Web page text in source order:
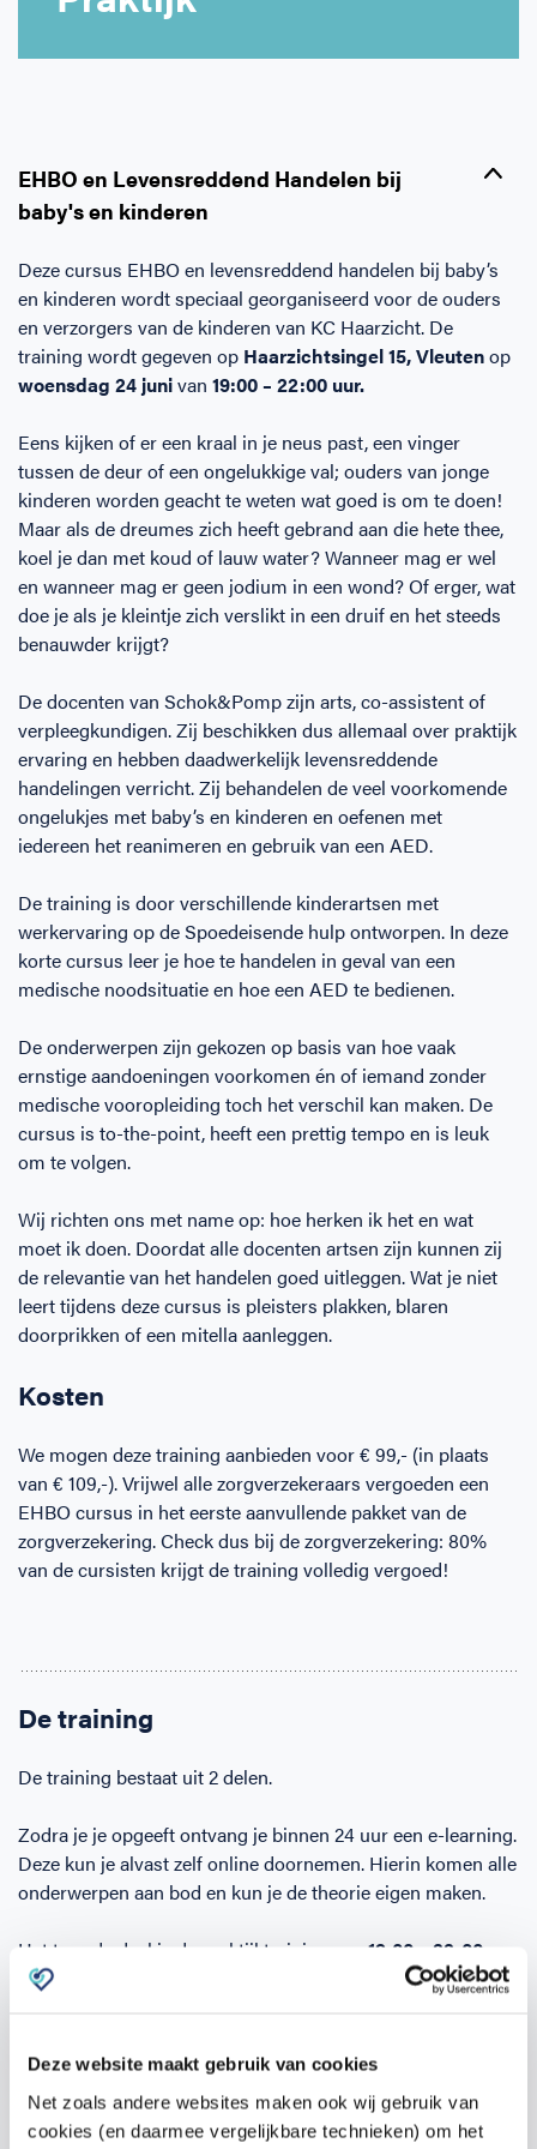
Deze website maakt gebruik van cookies
Net zoals andere websites maken ook wij gebruik van
cookies (en daarmee vergelijkbare technieken) om het
BHV voor Primair Onderwijs
EHBO voor Sportclubs
Levensreddend handelen voor iedereen
Zakelijk veelgestelde vragen
Direct boeken
Inloggen
EHBO en Levensreddend Handelen bij
baby's en kinderen
Deze cursus EHBO en levensreddend handelen bij baby’s
en kinderen wordt speciaal georganiseerd voor de ouders
en verzorgers van de kinderen van KC Haarzicht. De
training wordt gegeven op Haarzichtsingel 15, Vleutenop
woensdag 24 junivan 19:00 – 22:00 uur.
Eens kijken of er een kraal in je neus past, een vinger
tussen de deur of een ongelukkige val; ouders van jonge
kinderen worden geacht te weten wat goed is om te doen!
Maar als de dreumes zich heeft gebrand aan die hete thee,
koel je dan met koud of lauw water? Wanneer mag er wel
en wanneer mag er geen jodium in een wond? Of erger, wat
doe je als je kleintje zich verslikt in een druif en het steeds
benauwder krijgt?
De docenten van Schok&Pomp zijn arts, co-assistent of
verpleegkundigen. Zij beschikken dus allemaal over praktijk
ervaring en hebben daadwerkelijk levensreddende
handelingen verricht. Zij behandelen de veel voorkomende
ongelukjes met baby’s en kinderen en oefenen met
iedereen het reanimeren en gebruik van een AED.
De training is door verschillende kinderartsen met
werkervaring op de Spoedeisende hulp ontworpen. In deze
korte cursus leer je hoe te handelen in geval van een
medische noodsituatie en hoe een AED te bedienen.
De onderwerpen zijn gekozen op basis van hoe vaak
ernstige aandoeningen voorkomen én of iemand zonder
medische vooropleiding toch het verschil kan maken. De
cursus is to-the-point, heeft een prettig tempo en is leuk
om te volgen.
Wij richten ons met name op: hoe herken ik het en wat
moet ik doen. Doordat alle docenten artsen zijn kunnen zij
de relevantie van het handelen goed uitleggen. Wat je niet
leert tijdens deze cursus is pleisters plakken, blaren
doorprikken of een mitella aanleggen.
Kosten
We mogen deze training aanbieden voor € 99,- (in plaats
van € 109,-). Vrijwel alle zorgverzekeraars vergoeden een
EHBO cursus in het eerste aanvullende pakket van de
zorgverzekering. Check dus bij de zorgverzekering: 80%
van de cursisten krijgt de training volledig vergoed!
De training
De training bestaat uit 2 delen.
Zodra je je opgeeft ontvang je binnen 24 uur een e-learning.
Deze kun je alvast zelf online doornemen. Hierin komen alle
onderwerpen aan bod en kun je de theorie eigen maken.
Het tweede deel is de praktijktraining van 19:00 – 22:00 uur
opHaarzichtsingel 15, Vleuten woensdag 24 juni.
oefenen van de competenties, zoals het reanimeren zelf en
het gebruik van de AED.